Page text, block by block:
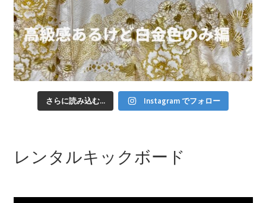
さらに読み込む... Instagram でフォロー
レンタルキックボード